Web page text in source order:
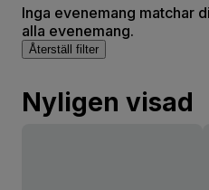
Inga evenemang matchar
alla evenemang.
Återställ filter
Nyligen visad